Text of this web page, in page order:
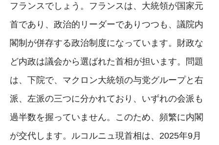
フランスでしょう。フランスは、大統領が国家元
首であり、政治的リーダーでありつつも、議院内
閣制が併存する政治制度になっています。財政な
ど内政は議会から選ばれた首相が担います。問題
は、下院で、マクロン大統領の与党グループと右
派、左派の三つに分かれており、いずれの会派も
過半数を握っていません。このため、頻繁に内閣
が交代します。ルコルニュ現首相は、2025年9月